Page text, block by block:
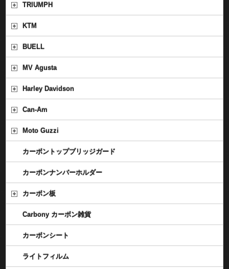
TRIUMPH
KTM
BUELL
MV Agusta
Harley Davidson
Can-Am
Moto Guzzi
カーボントップブリッジガード
カーボンナンバーホルダー
カーボン板
Carbony カーボン雑貨
カーボンシート
ライトフィルム